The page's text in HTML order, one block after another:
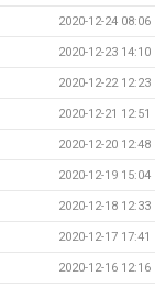
2020-12-24 08:06
2020-12-23 14:10
2020-12-22 12:23
2020-12-21 12:51
2020-12-20 12:48
2020-12-19 15:04
2020-12-18 12:33
2020-12-17 17:41
2020-12-16 12:16